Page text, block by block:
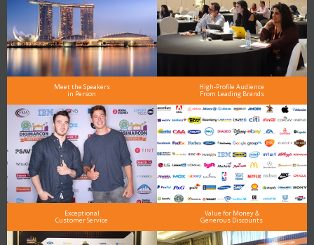
Meet the Speakers
in Person
High-Profile Audience
From Leading Brands
Exceptional
Customer Service
Value for Money &
Generous Discounts